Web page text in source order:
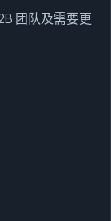
团队及需要更